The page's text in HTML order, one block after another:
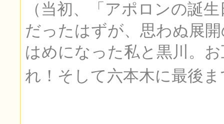
（当初、「アポロンの誕
だったはずが、思わぬ展
はめになった私と黒川。
れ！そして六本木に最後